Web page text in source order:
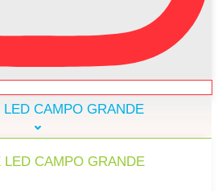
LED CAMPO GRANDE
LED CAMPO GRANDE